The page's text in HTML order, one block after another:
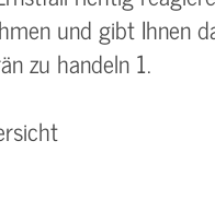
und gibt Ihnen
zu handeln 1.